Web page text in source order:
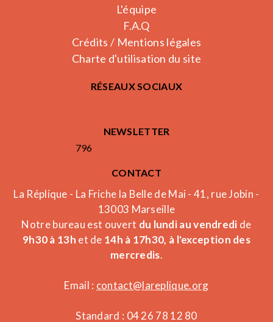
L'équipe
F.A.Q
Crédits / Mentions légales
Charte d'utilisation du site
RÉSEAUX SOCIAUX
NEWSLETTER
796
CONTACT
La Réplique - La Friche la Belle de Mai - 41, rue Jobin -
13003 Marseille
Notre bureau est ouvert du lundi au vendredi de
9h30 à 13h et de 14h à 17h30, à l'exception des
mercredis.
Email : contact@lareplique.org
Standard : 04 26 78 12 80